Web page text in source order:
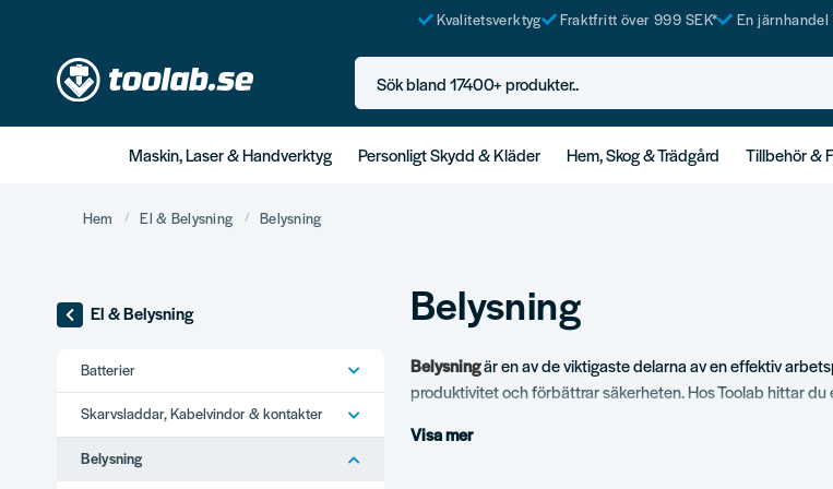
Kvalitetsverktyg Fraktfritt över 999 SEK* En
Sök bland 17400+ produkter..
Maskin, Laser & Handverktyg Personligt Skydd & Kläder Hem, Skog & Trädgård Tillbehör &
Hem El & Belysning Belysning
El & Belysning
Batterier
Skarvsladdar, Kabelvindor & kontakter
Belysning
Belysning
Belysningär en av de viktigaste delarna av en effektiv
produktivitet och förbättrar säkerheten. Hos Toolab hittar
både på byggen och hemma och vet vilka modeller som
Visa mer